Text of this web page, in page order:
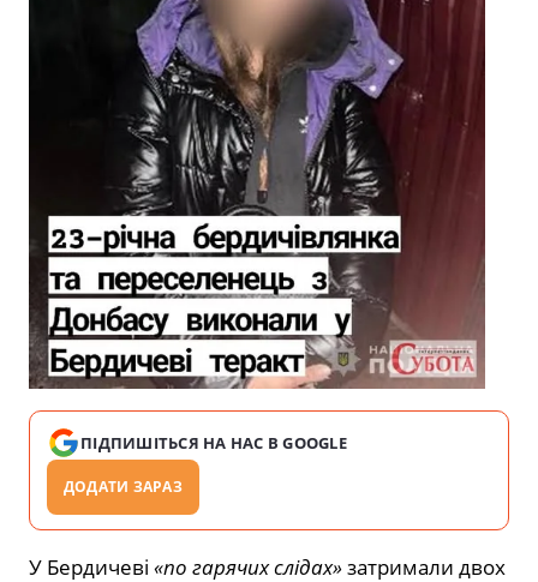
ПІДПИШІТЬСЯ НА НАС В GOOGLE
ДОДАТИ ЗАРАЗ
У Бердичеві «по гарячих слідах»затримали двох